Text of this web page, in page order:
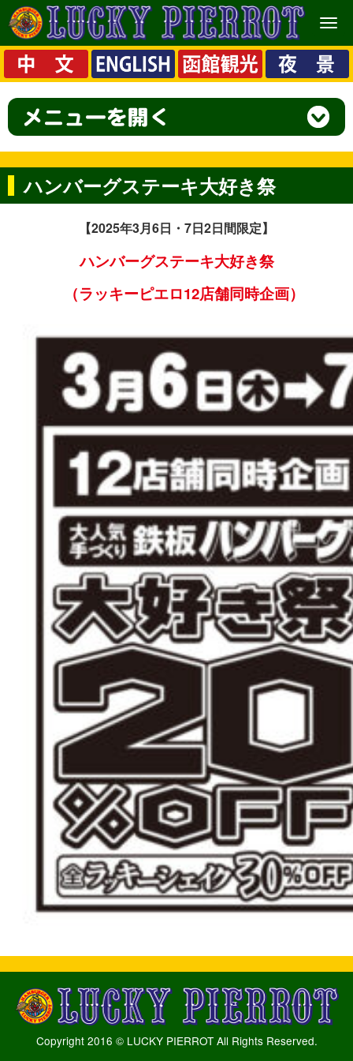
メ
ニ
ュ
ー
ハンバーグステーキ大好き祭
【2025年3月6日・7日2日間限定】
ハンバーグステーキ大好き祭
（ラッキーピエロ12店舗同時企画）
Copyright 2016 © LUCKY PIERROT All Rights Reserved.